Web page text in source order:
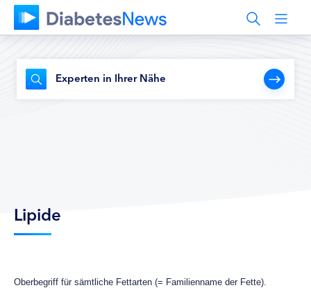
Experten in Ihrer Nähe
Lipide
Oberbegriff für sämtliche Fettarten (= Familienname der Fette).